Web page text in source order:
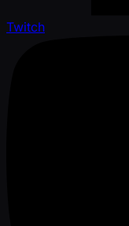
Twitch